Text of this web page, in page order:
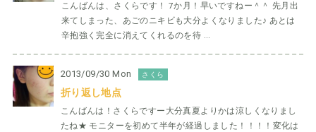
こんばんは、さくらです！ 7か月！早いですねー＾＾ 先月出
来てしまった、あごのニキビも大分よくなりました♪ あとは
辛抱強く完全に消えてくれるのを待 ...
2013/09/30 Mon さくら
折り返し地点
こんばんは！さくらですー大分真夏よりかは涼しくなりまし
たね★ モニターを初めて半年が経過しました！！！！変化は